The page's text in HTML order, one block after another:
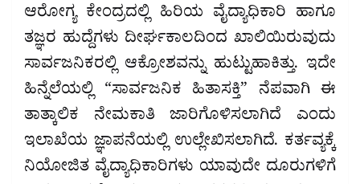
ಆರೋಗ್ಯ ಕೇಂದ್ರದಲ್ಲಿ ಹಿರಿಯ ವೈದ್ಯಾಧಿಕಾರಿ ಹಾಗೂ
ತಜ್ಞರ ಹುದ್ದೆಗಳು ದೀರ್ಘಕಾಲದಿಂದ ಖಾಲಿಯಿರುವುದು
ಸಾರ್ವಜನಿಕರಲ್ಲಿ ಆಕ್ರೋಶವನ್ನು ಹುಟ್ಟುಹಾಕಿತ್ತು. ಇದೇ
ಹಿನ್ನೆಲೆಯಲ್ಲಿ “ಸಾರ್ವಜನಿಕ ಹಿತಾಸಕ್ತಿ” ನೆಪವಾಗಿ ಈ
ತಾತ್ಕಾಲಿಕ ನೇಮಕಾತಿ ಜಾರಿಗೊಳಿಸಲಾಗಿದೆ ಎಂದು
ಇಲಾಖೆಯ ಜ್ಞಾಪನೆಯಲ್ಲಿ ಉಲ್ಲೇಖಿಸಲಾಗಿದೆ. ಕರ್ತವ್ಯಕ್ಕೆ
ನಿಯೋಜಿತ ವೈದ್ಯಾಧಿಕಾರಿಗಳು ಯಾವುದೇ ದೂರುಗಳಿಗೆ